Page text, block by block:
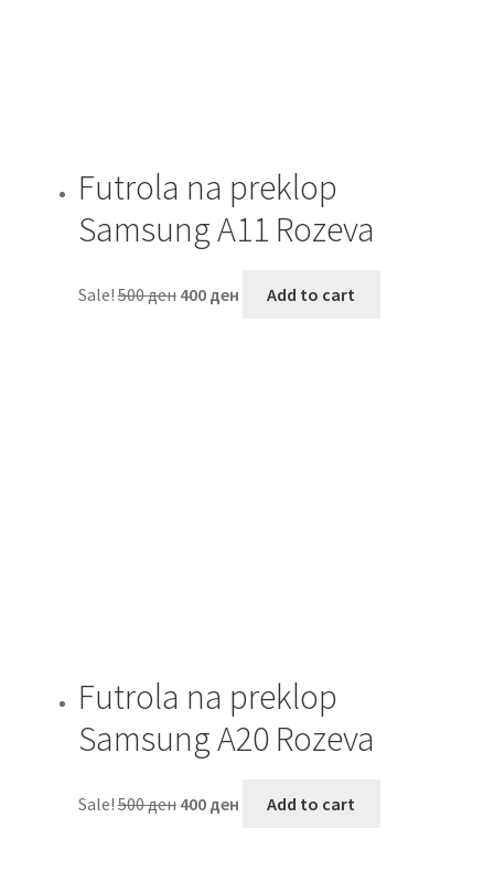
Futrola na preklop
Samsung A11 Rozeva
Sale!500ден 400 ден Add to cart
Futrola na preklop
Samsung A20 Rozeva
Sale!500ден 400 ден Add to cart